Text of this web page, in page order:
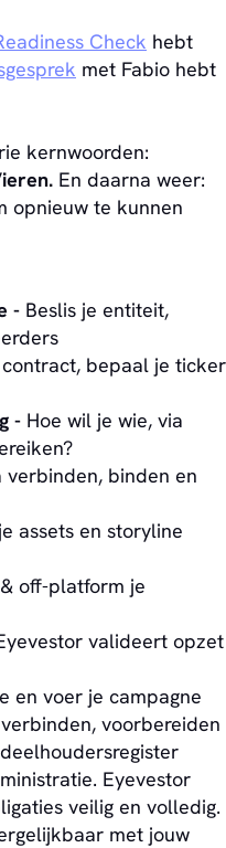
Check hebt
met Fabio hebt
kernwoorden:
En daarna weer:
opnieuw te kunnen
- Beslis je entiteit,
bepaal je ticker
- Hoe wil je wie, via
verbinden, binden en
assets en storyline
off-platform je
valideert opzet
en voer je campagne
voorbereiden
Eyevestor
veilig en volledig.
met jouw